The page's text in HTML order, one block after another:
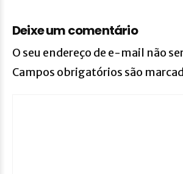
Deixe um comentário
O seu endereço de e-mail não
Campos obrigatórios são